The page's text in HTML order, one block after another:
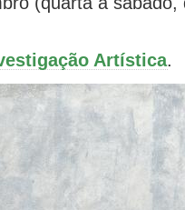
Artística.